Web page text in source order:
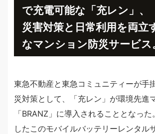
で充電可能な「充レン」、
災害対策と日常利用を両立
なマンション防災サービス
東急不動産と東急コミュニティーが手
災対策として、「充レン」が環境先進
「BRANZ」に導入されることとなっ
したこのモバイルバッテリーレンタル